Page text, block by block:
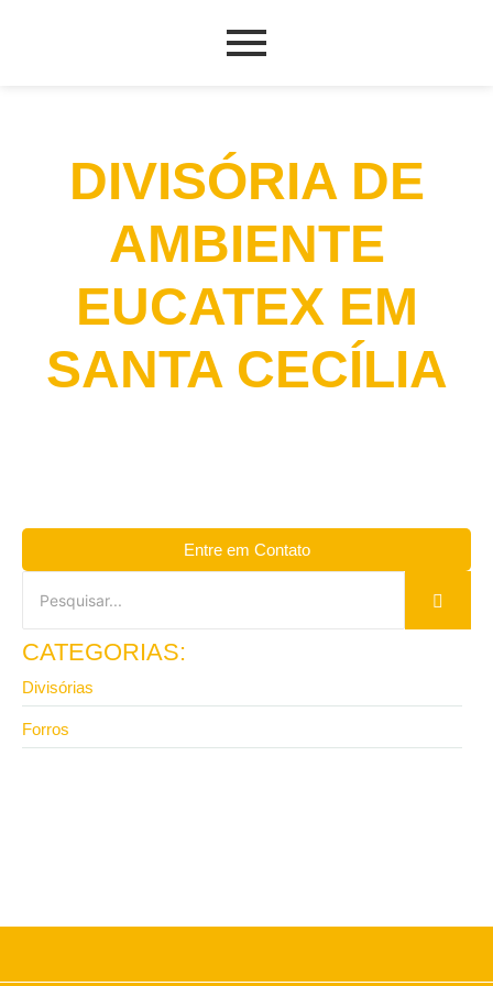
DIVISÓRIA DE
AMBIENTE
EUCATEX EM
SANTA CECÍLIA
Entre em Contato
CATEGORIAS:
Divisórias
Forros